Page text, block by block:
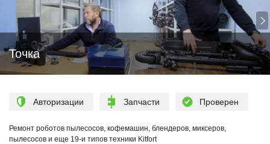
Точка
Авторизации Запчасти Проверен
Ремонт роботов пылесосов, кофемашин, блендеров, миксеров,
пылесосов и еще 19-и типов техники Kitfort